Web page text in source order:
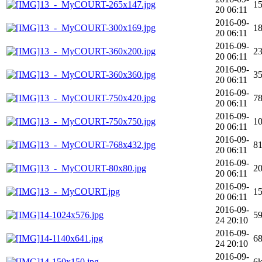
13_-_MyCOURT-265x147.jpg
20 06:11
13_-_MyCOURT-300x169.jpg
2016-09-
20 06:11
13_-_MyCOURT-360x200.jpg
2016-09-
20 06:11
13_-_MyCOURT-360x360.jpg
2016-09-
20 06:11
13_-_MyCOURT-750x420.jpg
2016-09-
20 06:11
13_-_MyCOURT-750x750.jpg
2016-09-
20 06:11
13_-_MyCOURT-768x432.jpg
2016-09-
20 06:11
13_-_MyCOURT-80x80.jpg
2016-09-
20 06:11
13_-_MyCOURT.jpg
2016-09-
20 06:11
14-1024x576.jpg
2016-09-
24 20:10
14-1140x641.jpg
2016-09-
24 20:10
2016-09-